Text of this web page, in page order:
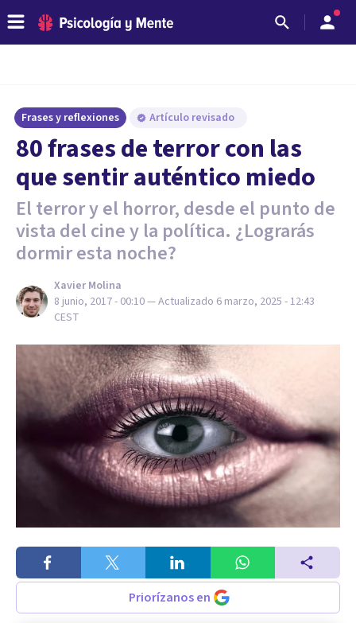
Frases y reflexiones Artículo revisado
80 frases de terror con las
que sentir auténtico miedo
El terror y el horror, desde el punto de
vista del cine y la política. ¿Lograrás
dormir esta noche?
Xavier Molina
8 junio, 2017 - 00:10— Actualizado 6 marzo, 2025 - 12:43
CEST
Priorízanos en